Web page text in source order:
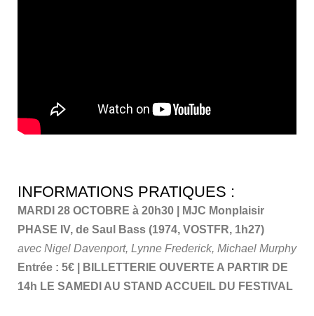
INFORMATIONS PRATIQUES :
MARDI 28 OCTOBRE à 20h30 | MJC Monplaisir
PHASE IV, de Saul Bass (1974, VOSTFR, 1h27)
avec Nigel Davenport, Lynne Frederick, Michael Murphy
Entrée : 5€ | BILLETTERIE OUVERTE A PARTIR DE
14h LE SAMEDI AU STAND ACCUEIL DU FESTIVAL